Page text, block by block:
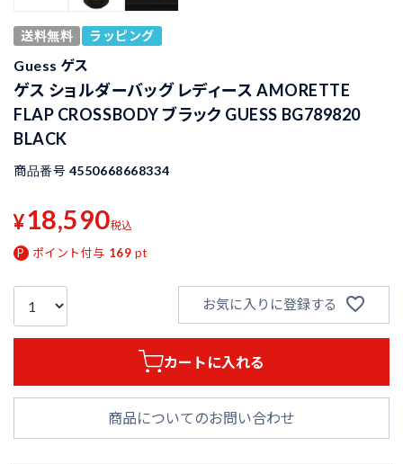
送料無料 ラッピング
Guess ゲス
ゲス ショルダーバッグ レディース AMORETTE
FLAP CROSSBODY ブラック GUESS BG789820
BLACK
商品番号 4550668668334
¥18,590税込
ポイント付与 169 pt
お気に入りに登録する
カートに入れる
商品についてのお問い合わせ